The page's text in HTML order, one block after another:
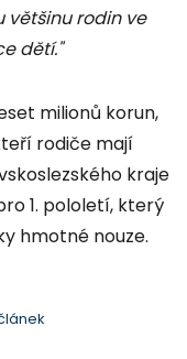
většinu rodin ve
dětí."
milionů korun,
rodiče mají
kraje
1. pololetí, který
hmotné nouze.